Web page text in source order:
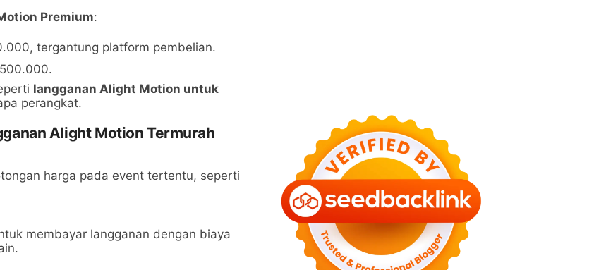
Premium:
tergantung platform pembelian.
langganan Alight Motion untuk
perangkat.
Alight Motion Termurah
harga pada event tertentu, seperti
membayar langganan dengan biaya